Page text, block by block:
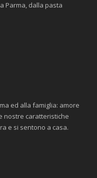
Parma, dalla pasta
ed alla famiglia: amore
nostre caratteristiche
e si sentono a casa.